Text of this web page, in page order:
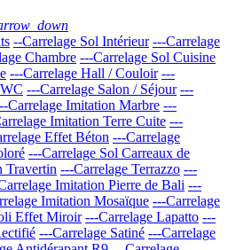
--Carrelage Sol Intérieur ---Carrelage
Chambre ---Carrelage Sol Cuisine
---Carrelage Hall / Couloir ---
---Carrelage Salon / Séjour ---
Carrelage Imitation Marbre ---
Imitation Terre Cuite ---
Effet Béton ---Carrelage
---Carrelage Sol Carreaux de
Travertin ---Carrelage Terrazzo ---
Imitation Pierre de Bali ---
Imitation Mosaïque ---Carrelage
Effet Miroir ---Carrelage Lapatto ---
---Carrelage Satiné ---Carrelage